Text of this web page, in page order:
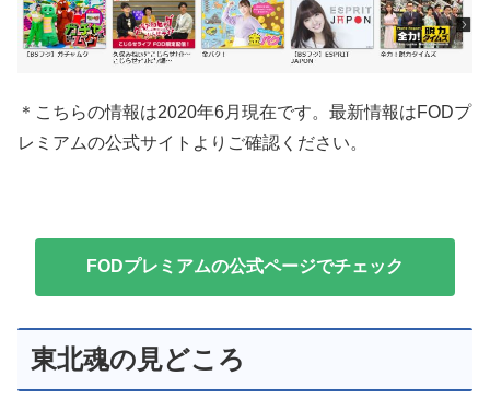
＊こちらの情報は2020年6月現在です。最新情報はFODプ
レミアムの公式サイトよりご確認ください。
FODプレミアムの公式ページでチェック
東北魂の見どころ